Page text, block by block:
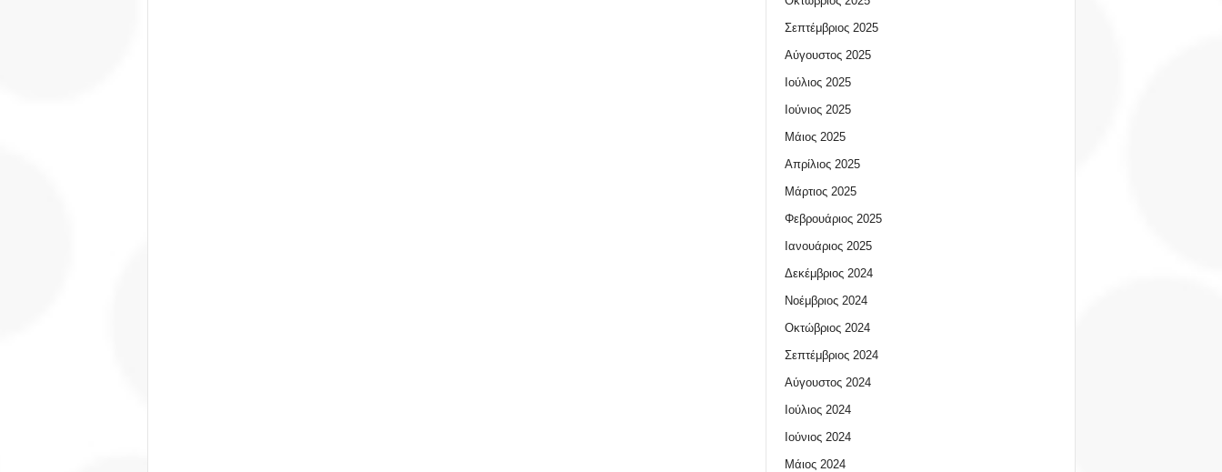
Σεπτέμβριος 2025
Αύγουστος 2025
Ιούλιος 2025
Ιούνιος 2025
Μάιος 2025
Απρίλιος 2025
Μάρτιος 2025
Φεβρουάριος 2025
Ιανουάριος 2025
Δεκέμβριος 2024
Νοέμβριος 2024
Οκτώβριος 2024
Σεπτέμβριος 2024
Αύγουστος 2024
Ιούλιος 2024
Ιούνιος 2024
Μάιος 2024